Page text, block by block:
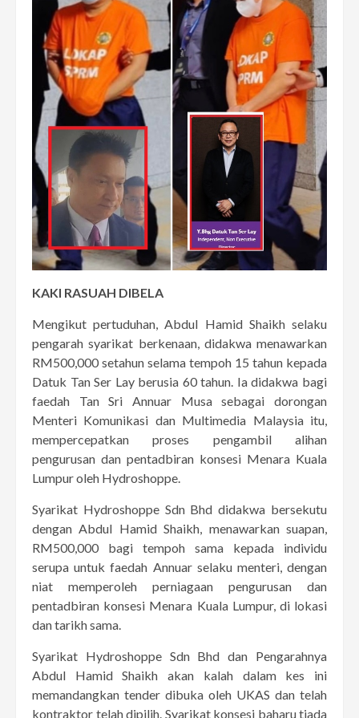
KAKI RASUAH DIBELA
Mengikut pertuduhan, Abdul Hamid Shaikh selaku
pengarah syarikat berkenaan, didakwa menawarkan
RM500,000 setahun selama tempoh 15 tahun kepada
Datuk Tan Ser Lay berusia 60 tahun. Ia didakwa bagi
faedah Tan Sri Annuar Musa sebagai dorongan
Menteri Komunikasi dan Multimedia Malaysia itu,
mempercepatkan proses pengambil alihan
pengurusan dan pentadbiran konsesi Menara Kuala
Lumpur oleh Hydroshoppe.
Syarikat Hydroshoppe Sdn Bhd didakwa bersekutu
dengan Abdul Hamid Shaikh, menawarkan suapan,
RM500,000 bagi tempoh sama kepada individu
serupa untuk faedah Annuar selaku menteri, dengan
niat memperoleh perniagaan pengurusan dan
pentadbiran konsesi Menara Kuala Lumpur, di lokasi
dan tarikh sama.
Syarikat Hydroshoppe Sdn Bhd dan Pengarahnya
Abdul Hamid Shaikh akan kalah dalam kes ini
memandangkan tender dibuka oleh UKAS dan telah
kontraktor telah dipilih. Syarikat konsesi baharu tiada